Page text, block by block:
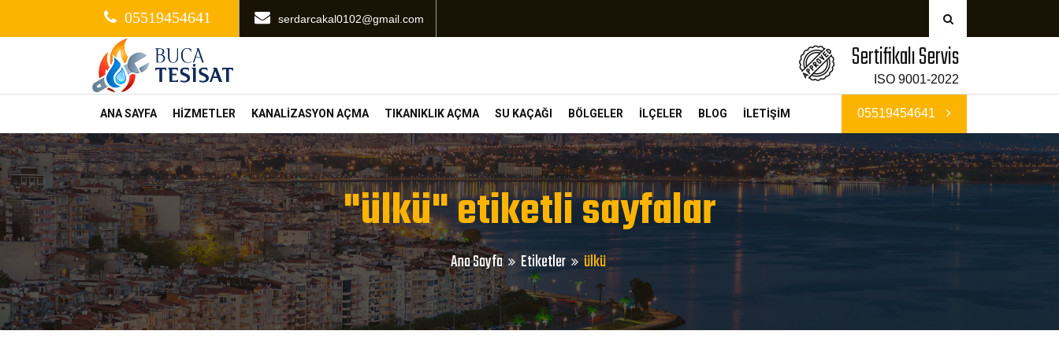
05519454641 serdarcakal0102@gmail.com
Sertifikalı Servis
ISO 9001-2022
ANA SAYFA HİZMETLER KANALİZASYON AÇMA TIKANIKLIK AÇMA SU KAÇAĞI BÖLGELER İLÇELER BLOG İLETİŞİM 05519454641
"ülkü" etiketli sayfalar
Ana Sayfa Etiketler ülkü